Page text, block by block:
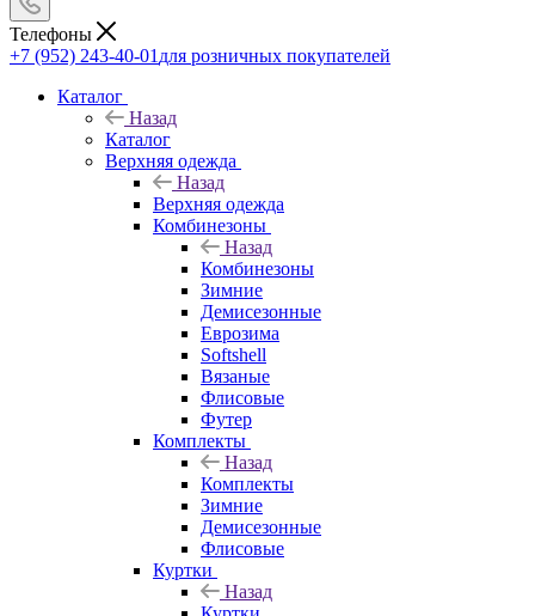
Телефоны
+7 (952) 243-40-01 для розничных покупателей
Каталог
Назад
Каталог
Верхняя одежда
Назад
Верхняя одежда
Комбинезоны
Назад
Комбинезоны
Зимние
Демисезонные
Еврозима
Softshell
Вязаные
Флисовые
Футер
Комплекты
Назад
Комплекты
Зимние
Демисезонные
Флисовые
Куртки
Назад